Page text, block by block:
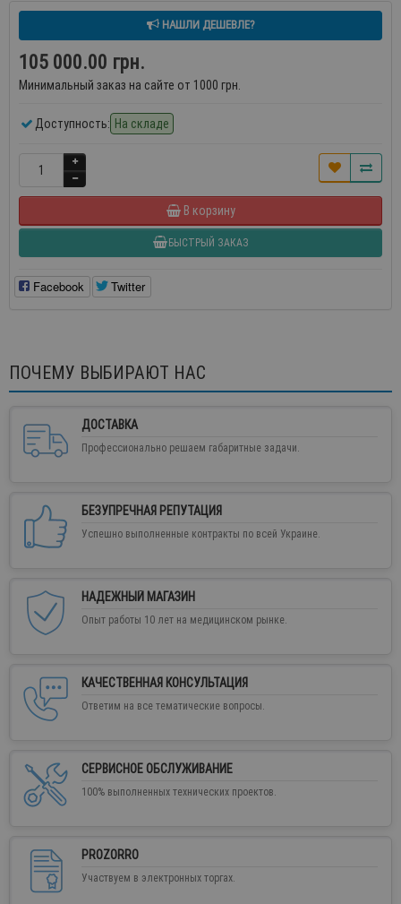
НАШЛИ ДЕШЕВЛЕ?
105 000.00 грн.
Минимальный заказ на сайте от 1000 грн.
Доступность: На складе
В корзину
БЫСТРЫЙ ЗАКАЗ
Facebook Twitter
ПОЧЕМУ ВЫБИРАЮТ НАС
ДОСТАВКА
Профессионально решаем габаритные задачи.
БЕЗУПРЕЧНАЯ РЕПУТАЦИЯ
Успешно выполненные контракты по всей Украине.
НАДЕЖНЫЙ МАГАЗИН
Опыт работы 10 лет на медицинском рынке.
КАЧЕСТВЕННАЯ КОНСУЛЬТАЦИЯ
Ответим на все тематические вопросы.
СЕРВИСНОЕ ОБСЛУЖИВАНИЕ
100% выполненных технических проектов.
PROZORRO
Участвуем в электронных торгах.